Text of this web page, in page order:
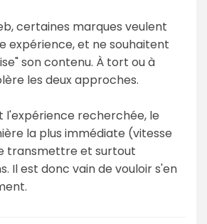
certaines marques veulent
expérience, et ne souhaitent
son contenu. À tort ou à
les deux approches.
l'expérience recherchée, le
la plus immédiate (vitesse
transmettre et surtout
Il est donc vain de vouloir s'en